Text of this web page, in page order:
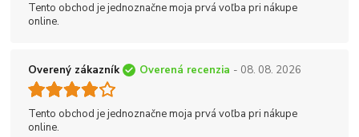
Tento obchod je jednoznačne moja prvá voľba pri nákupe
online.
Overený zákazník Overená recenzia - 08. 08. 2026
Tento obchod je jednoznačne moja prvá voľba pri nákupe
online.